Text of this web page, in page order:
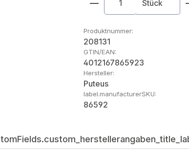
Stück
Produktnummer:
208131
GTIN/EAN:
4012167865923
Hersteller:
Puteus
label.manufacturerSKU:
86592